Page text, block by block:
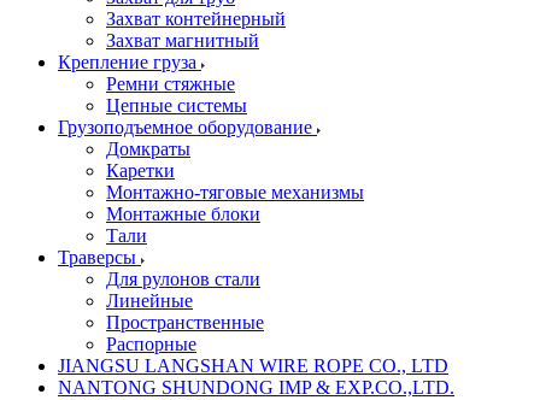
Захват контейнерный
Захват магнитный
Крепление груза
Ремни стяжные
Цепные системы
Грузоподъемное оборудование
Домкраты
Каретки
Монтажно-тяговые механизмы
Монтажные блоки
Тали
Траверсы
Для рулонов стали
Линейные
Пространственные
Распорные
JIANGSU LANGSHAN WIRE ROPE CO., LTD
NANTONG SHUNDONG IMP & EXP.CO.,LTD.